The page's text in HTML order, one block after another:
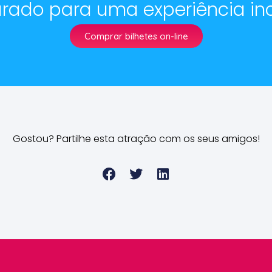
para uma experiência
Comprar bilhetes on-line
Gostou? Partilhe esta atração com os seus amigos!